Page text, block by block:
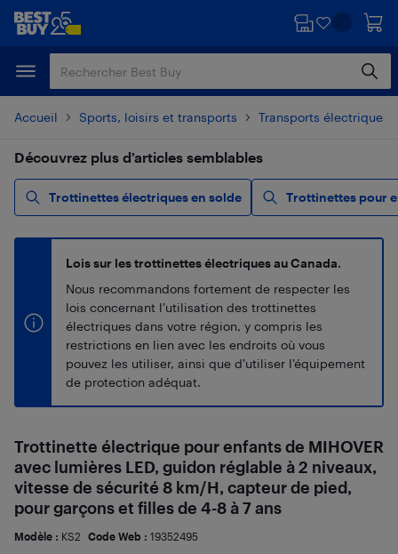
Passer
principal
Passer
Accueil Sports, loisirs et transports Transports électriques
Découvrez plus d’articles semblables
Trottinettes électriques en solde Trottinettes pour
Lois sur les trottinettes électriques au Canada.
Nous recommandons fortement de respecter les
lois concernant l’utilisation des trottinettes
électriques dans votre région, y compris les
restrictions en lien avec les endroits où vous
pouvez les utiliser, ainsi que d’utiliser l’équipement
de protection adéquat.
Trottinette électrique pour enfants de MIHOVER
avec lumières LED, guidon réglable à 2 niveaux,
vitesse de sécurité 8 km/H, capteur de pied,
pour garçons et filles de 4-8 à 7 ans
Modèle : KS2 Code Web : 19352495